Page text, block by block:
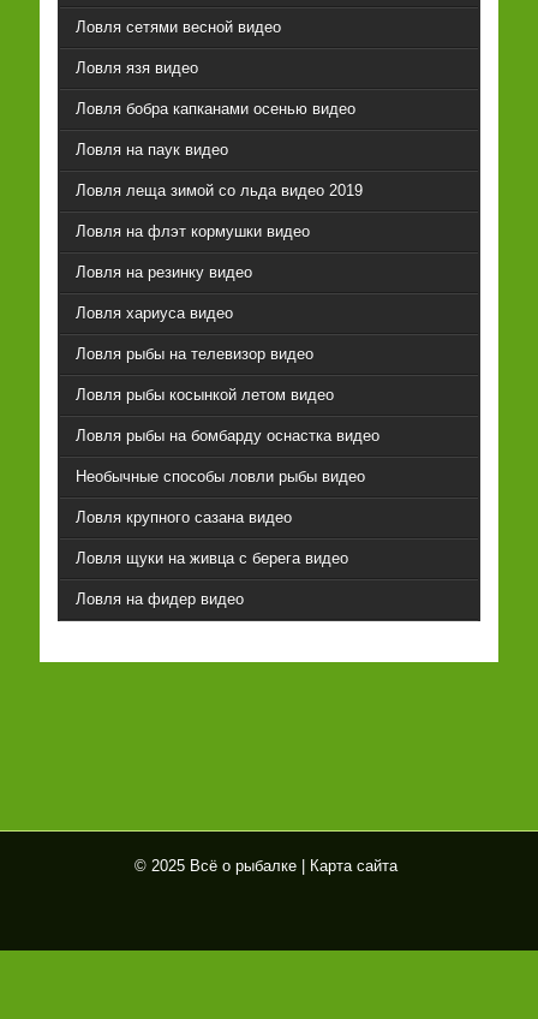
Ловля сетями весной видео
Ловля язя видео
Ловля бобра капканами осенью видео
Ловля на паук видео
Ловля леща зимой со льда видео 2019
Ловля на флэт кормушки видео
Ловля на резинку видео
Ловля хариуса видео
Ловля рыбы на телевизор видео
Ловля рыбы косынкой летом видео
Ловля рыбы на бомбарду оснастка видео
Необычные способы ловли рыбы видео
Ловля крупного сазана видео
Ловля щуки на живца с берега видео
Ловля на фидер видео
© 2025 Всё о рыбалке | Карта сайта